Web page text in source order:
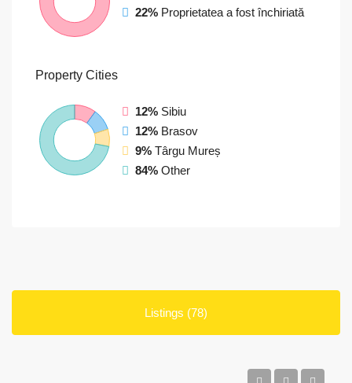
22% Proprietatea a fost închiriată
Property Cities
12% Sibiu
12% Brasov
9% Târgu Mureș
84% Other
Listings (78)